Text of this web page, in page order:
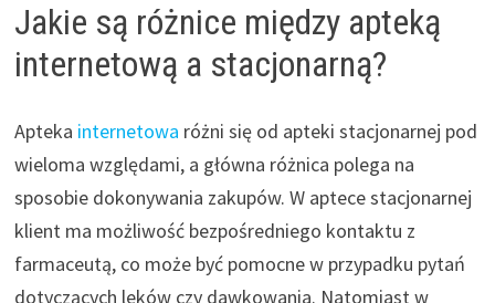
Jakie są różnice między apteką
internetową a stacjonarną?
Apteka internetowa różni się od apteki stacjonarnej pod
wieloma względami, a główna różnica polega na
sposobie dokonywania zakupów. W aptece stacjonarnej
klient ma możliwość bezpośredniego kontaktu z
farmaceutą, co może być pomocne w przypadku pytań
dotyczących leków czy dawkowania. Natomiast w